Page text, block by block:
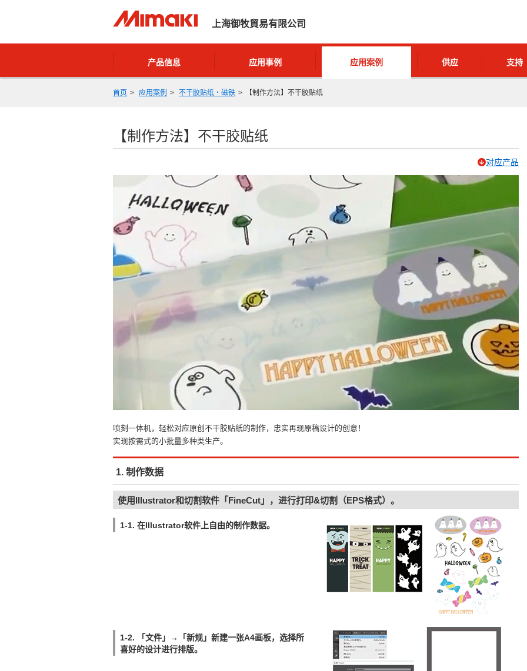
上海御牧貿易有限公司
产品信息 应用事例 应用案例 供应 支持
首页 应用案例 不干胶贴纸・磁铁 【制作方法】不干胶贴纸
【制作方法】不干胶贴纸
对应产品
喷刻一体机，轻松对应原创不干胶贴纸的制作，忠实再现原稿设计的创意！
实现按需式的小批量多种类生产。
1. 制作数据
使用Illustrator和切割软件「FineCut」，进行打印&切割（EPS格式）。
1-1. 在Illustrator软件上自由的制作数据。
1-2. 「文件」→「新规」新建一张A4画板，选择所
喜好的设计进行排版。